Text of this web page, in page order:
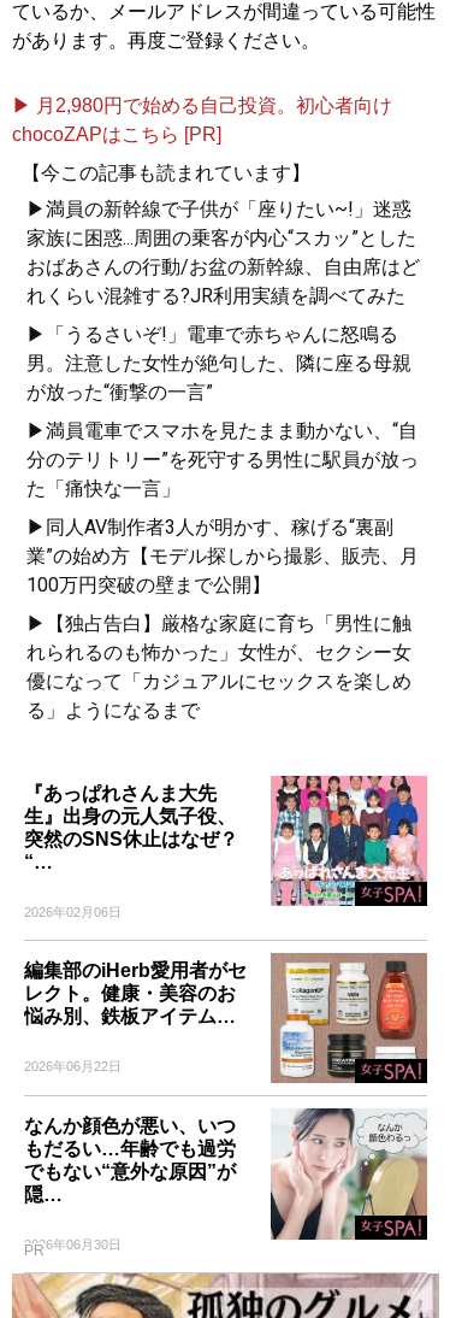
ているか、メールアドレスが間違っている可能性
があります。再度ご登録ください。
▶ 月2,980円で始める自己投資。初心者向け
chocoZAPはこちら [PR]
【今この記事も読まれています】
▶満員の新幹線で子供が「座りたい~!」迷惑
家族に困惑...周囲の乗客が内心“スカッ”とした
おばあさんの行動/お盆の新幹線、自由席はど
れくらい混雑する?JR利用実績を調べてみた
▶「うるさいぞ!」電車で赤ちゃんに怒鳴る
男。注意した女性が絶句した、隣に座る母親
が放った“衝撃の一言”
▶満員電車でスマホを見たまま動かない、“自
分のテリトリー”を死守する男性に駅員が放っ
た「痛快な一言」
▶同人AV制作者3人が明かす、稼げる“裏副
業”の始め方【モデル探しから撮影、販売、月
100万円突破の壁まで公開】
▶【独占告白】厳格な家庭に育ち「男性に触
れられるのも怖かった」女性が、セクシー女
優になって「カジュアルにセックスを楽しめ
る」ようになるまで
『あっぱれさんま大先
生』出身の元人気子役、
突然のSNS休止はなぜ？
“…
2026年02月06日
編集部のiHerb愛用者がセ
レクト。健康・美容のお
悩み別、鉄板アイテム…
2026年06月22日
なんか顔色が悪い、いつ
もだるい…年齢でも過労
でもない“意外な原因”が
隠…
2026年06月30日
PR